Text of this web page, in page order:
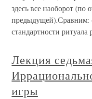
здесь все наоборот
предыдущей).Сравним:
стандартности ритуала
Лекция
игры